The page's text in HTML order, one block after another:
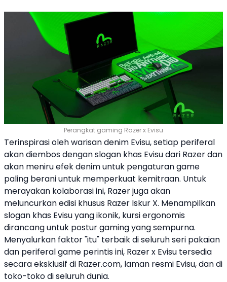
Perangkat gaming Razer x Evisu
Terinspirasi oleh warisan denim Evisu, setiap periferal
akan diembos dengan slogan khas Evisudari Razerdan
akan meniru efek denim untuk pengaturan game
paling berani untuk memperkuat kemitraan. Untuk
merayakan kolaborasi ini, Razerjuga akan
meluncurkan edisi khusus Razer Iskur X. Menampilkan
slogan khas Evisuyang ikonik, kursi ergonomis
dirancang untuk postur gaming yang sempurna.
Menyalurkan faktor "itu" terbaik di seluruh seri pakaian
dan periferal game perintis ini, Razerx Evisu tersedia
secara eksklusif di Razer.com, laman resmi Evisu, dan di
toko-toko di seluruh dunia.